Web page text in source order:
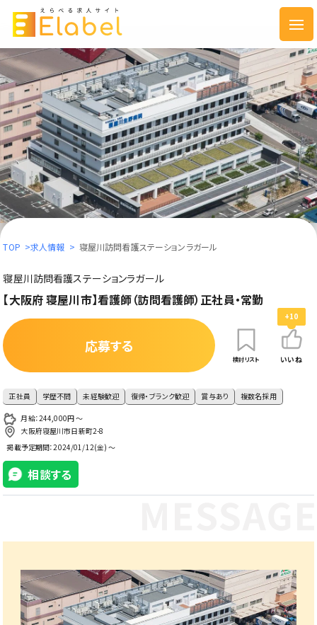
TOP >求人情報 > 寝屋川訪問看護ステーションラガール
寝屋川訪問看護ステーションラガール
【大阪府 寝屋川市】看護師（訪問看護師）正社員・常勤
応募する
検討リスト
+10
いいね
正社員 学歴不問 未経験歓迎 復帰・ブランク歓迎 賞与あり 複数名採用
月給：244,000円 〜
大阪府寝屋川市日新町2-8
掲載予定期間：2024/01/12(金) ～
相談する